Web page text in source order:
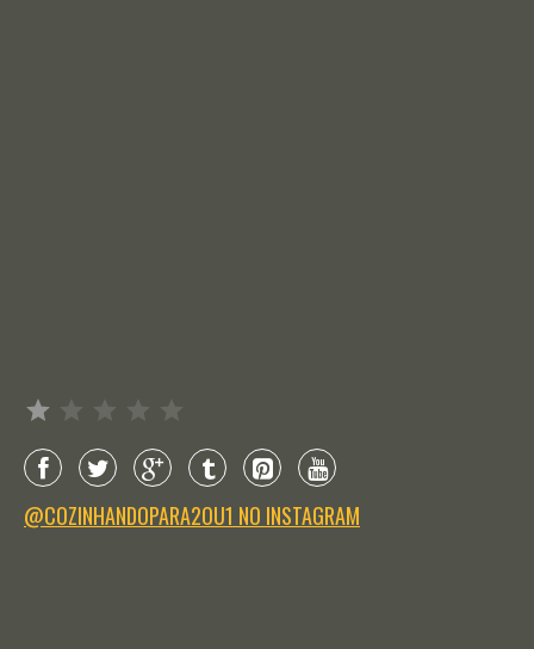
@COZINHANDOPARA2OU1 NO INSTAGRAM